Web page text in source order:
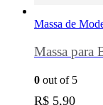
Massa de
Massa para
0 out of 5
R$ 5,90